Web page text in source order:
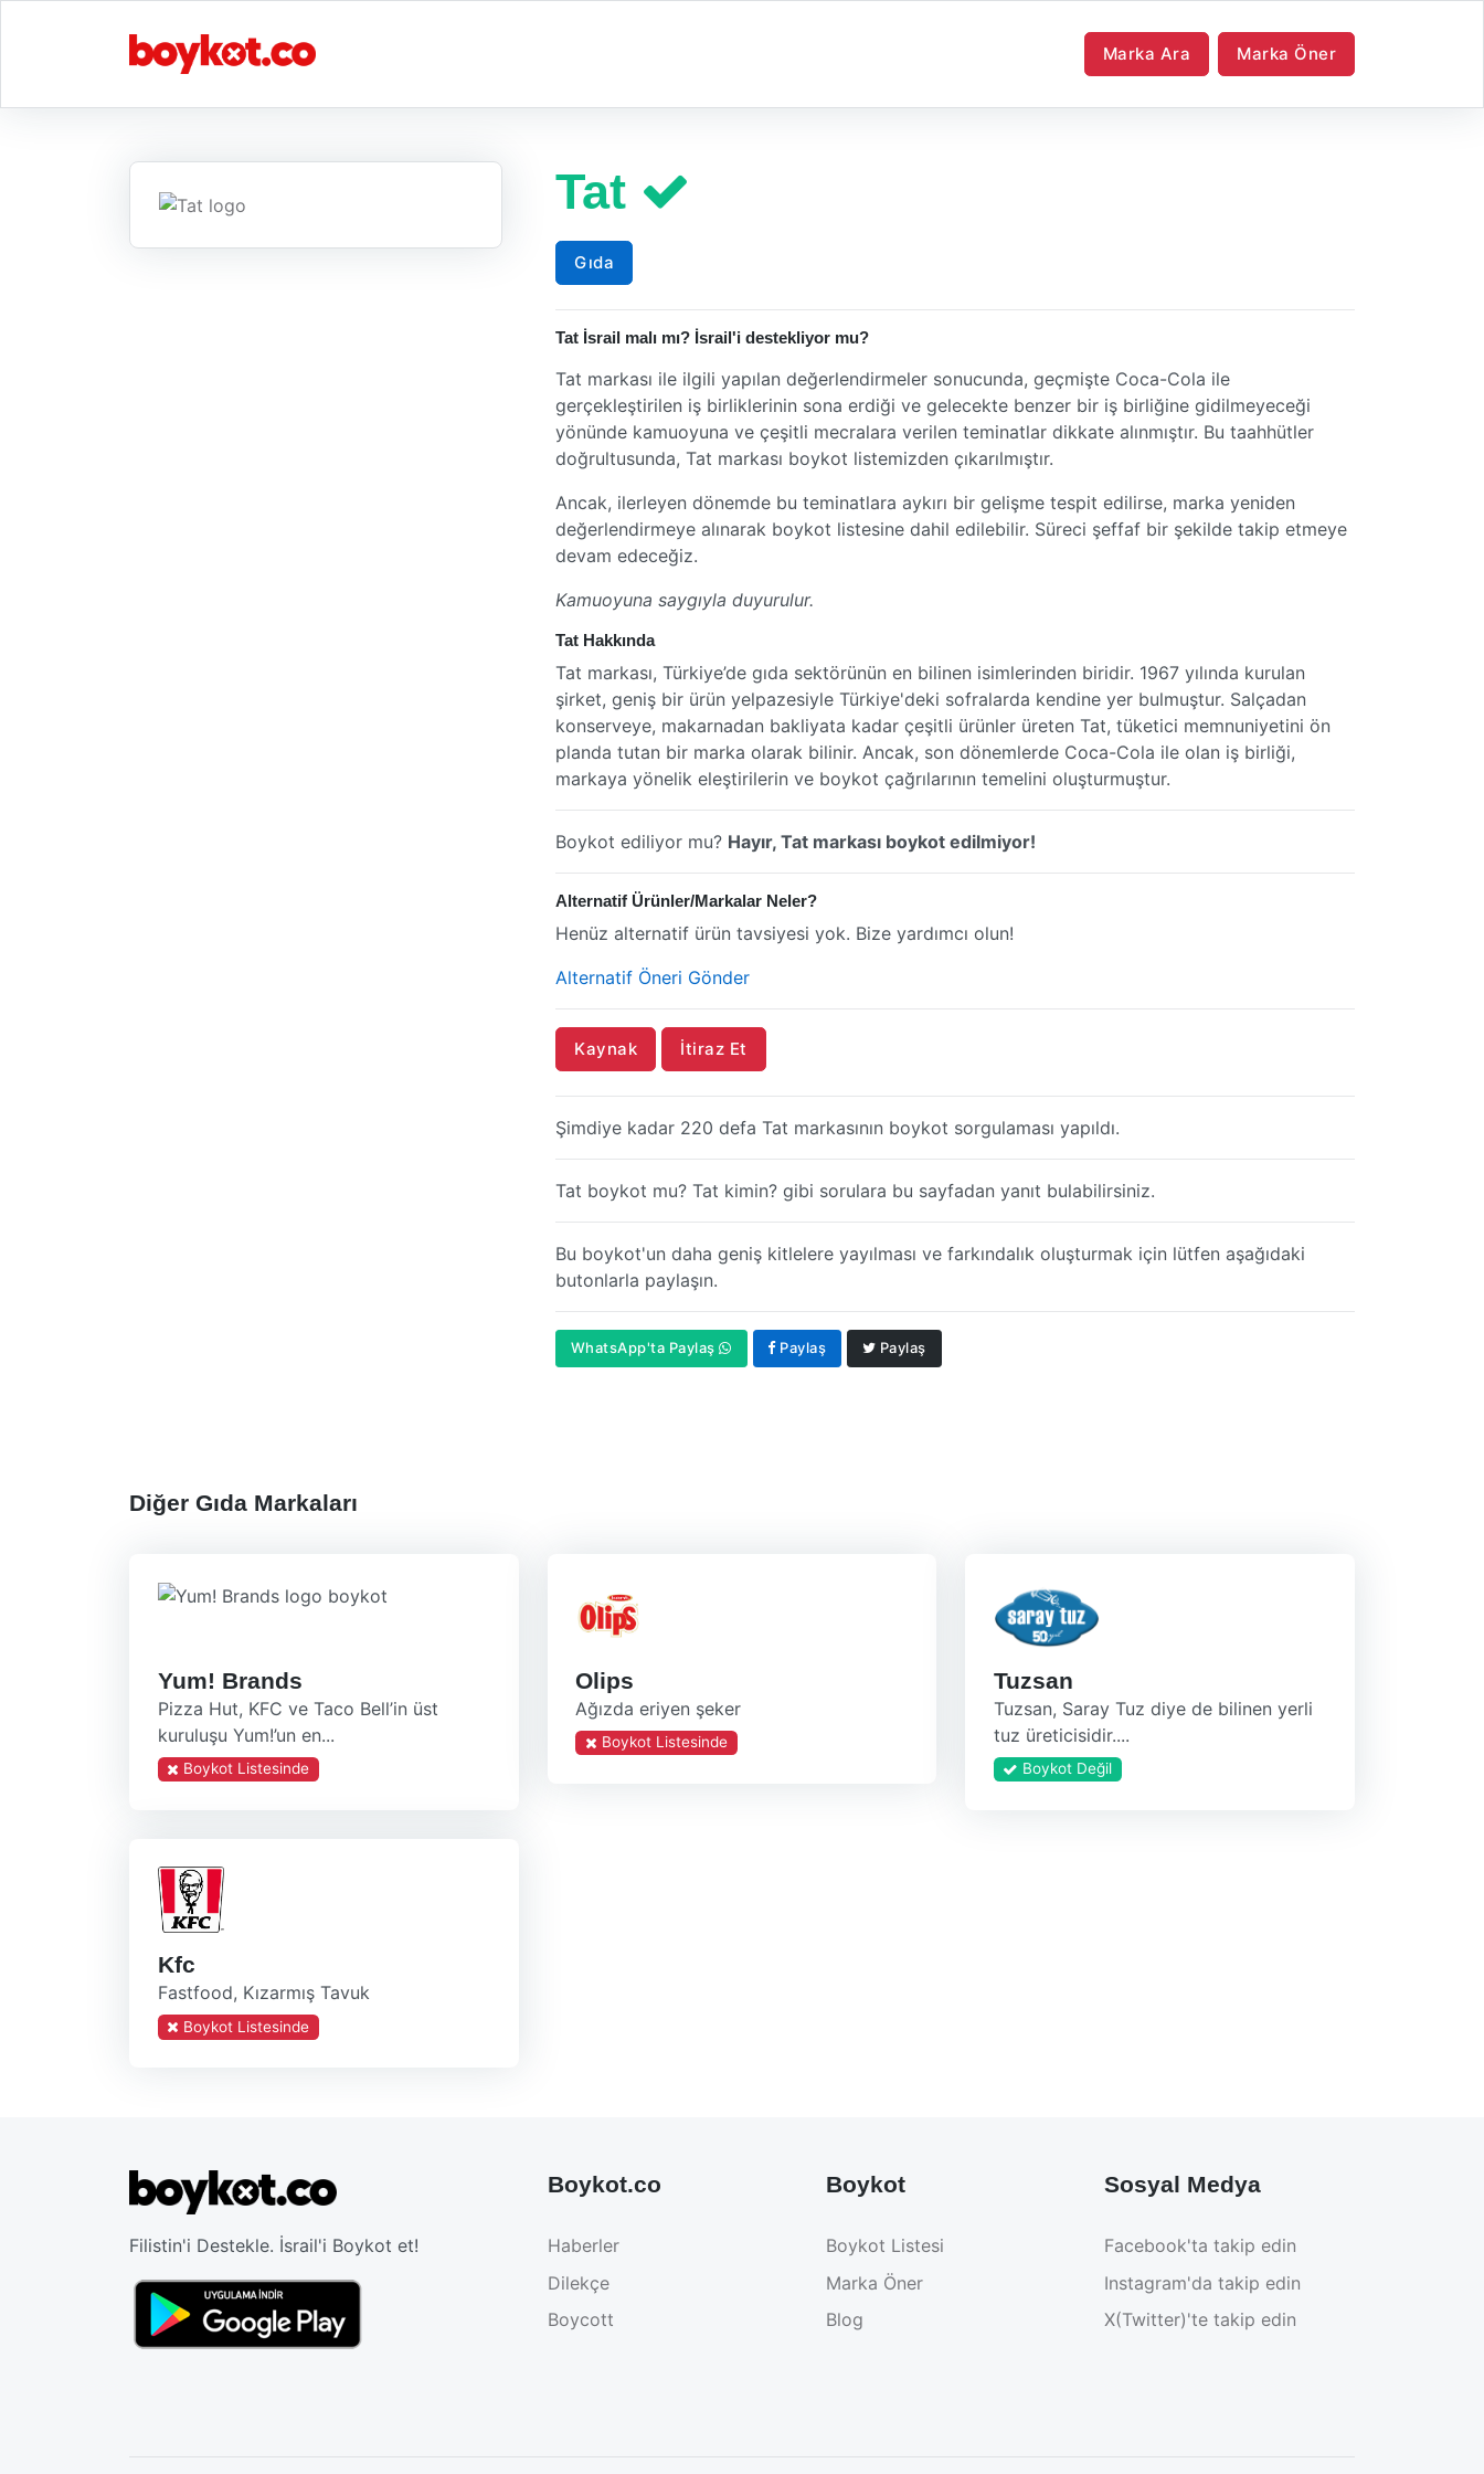
Marka Ara Marka Öner
Tat
Gıda
Tat İsrail malı mı? İsrail'i destekliyor mu?
Tat markası ile ilgili yapılan değerlendirmeler sonucunda, geçmişte Coca-Cola ile
gerçekleştirilen iş birliklerinin sona erdiği ve gelecekte benzer bir iş birliğine gidilmeyeceği
yönünde kamuoyuna ve çeşitli mecralara verilen teminatlar dikkate alınmıştır. Bu taahhütler
doğrultusunda, Tat markası boykot listemizden çıkarılmıştır.
Ancak, ilerleyen dönemde bu teminatlara aykırı bir gelişme tespit edilirse, marka yeniden
değerlendirmeye alınarak boykot listesine dahil edilebilir. Süreci şeffaf bir şekilde takip etmeye
devam edeceğiz.
Kamuoyuna saygıyla duyurulur.
Tat Hakkında
Tat markası, Türkiye’de gıda sektörünün en bilinen isimlerinden biridir. 1967 yılında kurulan
şirket, geniş bir ürün yelpazesiyle Türkiye'deki sofralarda kendine yer bulmuştur. Salçadan
konserveye, makarnadan bakliyata kadar çeşitli ürünler üreten Tat, tüketici memnuniyetini ön
planda tutan bir marka olarak bilinir. Ancak, son dönemlerde Coca-Cola ile olan iş birliği,
markaya yönelik eleştirilerin ve boykot çağrılarının temelini oluşturmuştur.
Boykot ediliyor mu? Hayır, Tat markası boykot edilmiyor!
Alternatif Ürünler/Markalar Neler?
Henüz alternatif ürün tavsiyesi yok. Bize yardımcı olun!
Alternatif Öneri Gönder
Kaynak İtiraz Et
Şimdiye kadar 220 defa Tat markasının boykot sorgulaması yapıldı.
Tat boykot mu? Tat kimin? gibi sorulara bu sayfadan yanıt bulabilirsiniz.
Bu boykot'un daha geniş kitlelere yayılması ve farkındalık oluşturmak için lütfen aşağıdaki
butonlarla paylaşın.
WhatsApp'ta Paylaş Paylaş Paylaş
Diğer Gıda Markaları
Yum! Brands
Pizza Hut, KFC ve Taco Bell’in üst
kuruluşu Yum!’un en...
Boykot Listesinde
Olips
Ağızda eriyen şeker
Boykot Listesinde
Tuzsan
Tuzsan, Saray Tuz diye de bilinen yerli
tuz üreticisidir....
Boykot Değil
Kfc
Fastfood, Kızarmış Tavuk
Boykot Listesinde
Filistin'i Destekle. İsrail'i Boykot et!
Boykot.co
Haberler
Dilekçe
Boycott
Boykot
Boykot Listesi
Marka Öner
Blog
Sosyal Medya
Facebook'ta takip edin
Instagram'da takip edin
X(Twitter)'te takip edin